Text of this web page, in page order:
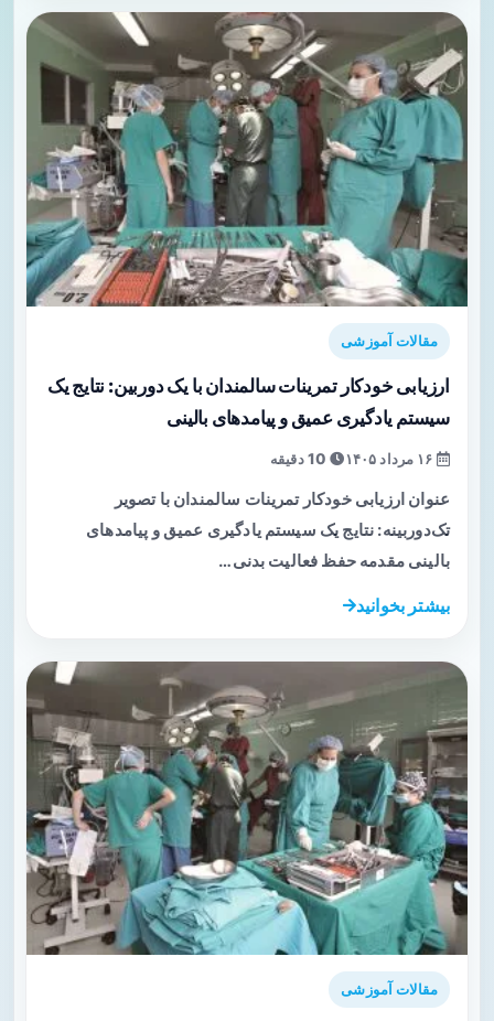
مقالات آموزشی
ارزیابی خودکار تمرینات سالمندان با یک دوربین: نتایج یک
سیستم یادگیری عمیق و پیامدهای بالینی
10 دقیقه
عنوان ارزیابی خودکار تمرینات سالمندان با تصویر
تک‌دوربینه: نتایج یک سیستم یادگیری عمیق و پیامدهای
بالینی مقدمه حفظ فعالیت بدنی…
بیشتر بخوانید
مقالات آموزشی